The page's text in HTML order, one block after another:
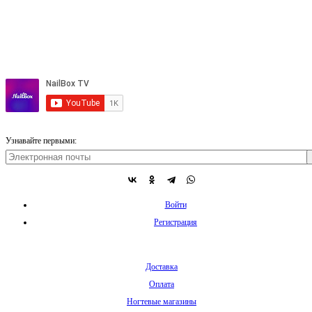
Узнавайте первыми:
Войти
Регистрация
Доставка
Оплата
Ногтевые магазины